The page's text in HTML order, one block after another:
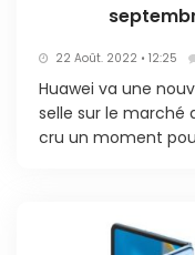
22 Août. 2022 • 12:25
Huawei va une
selle sur le marché
cru un moment